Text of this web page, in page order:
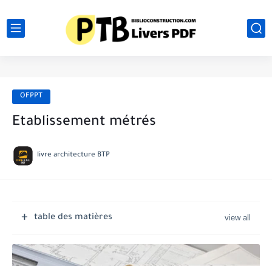
OFPPT
Etablissement métrés
livre architecture BTP
table des matières